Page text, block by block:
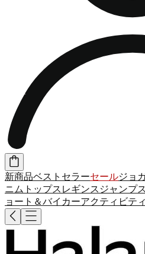
新商品ベストセラーセールジョ
ニム トップス レギンス ジャンプ
ョート＆バイカーアクティビテ